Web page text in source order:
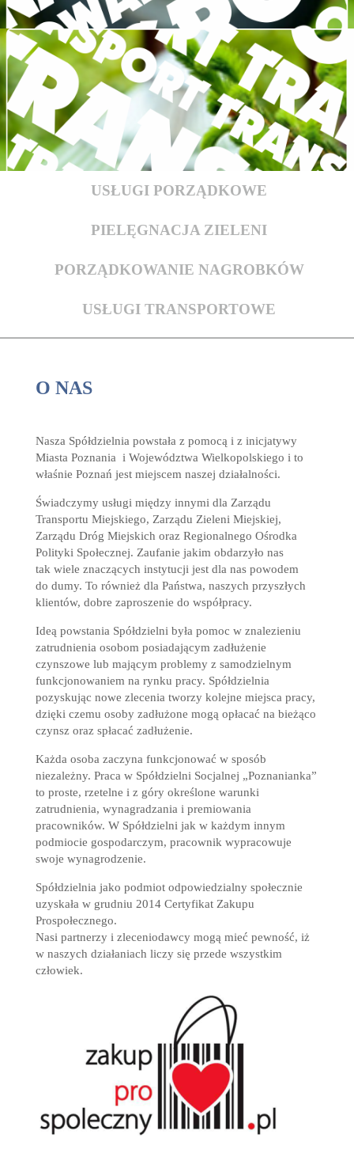
USŁUGI PORZĄDKOWE
PIELĘGNACJA ZIELENI
PORZĄDKOWANIE NAGROBKÓW
USŁUGI TRANSPORTOWE
O NAS
Nasza Spółdzielnia powstała z pomocą i z inicjatywy
Miasta Poznania i Województwa Wielkopolskiego i to
właśnie Poznań jest miejscem naszej działalności.
Świadczymy usługi między innymi dla Zarządu
Transportu Miejskiego, Zarządu Zieleni Miejskiej,
Zarządu Dróg Miejskich oraz Regionalnego Ośrodka
Polityki Społecznej. Zaufanie jakim obdarzyło nas
tak wiele znaczących instytucji jest dla nas powodem
do dumy. To również dla Państwa, naszych przyszłych
klientów, dobre zaproszenie do współpracy.
Ideą powstania Spółdzielni była pomoc w znalezieniu
zatrudnienia osobom posiadającym zadłużenie
czynszowe lub mającym problemy z samodzielnym
funkcjonowaniem na rynku pracy. Spółdzielnia
pozyskując nowe zlecenia tworzy kolejne miejsca pracy,
dzięki czemu osoby zadłużone mogą opłacać na bieżąco
czynsz oraz spłacać zadłużenie.
Każda osoba zaczyna funkcjonować w sposób
niezależny. Praca w Spółdzielni Socjalnej „Poznanianka”
to proste, rzetelne i z góry określone warunki
zatrudnienia, wynagradzania i premiowania
pracowników. W Spółdzielni jak w każdym innym
podmiocie gospodarczym, pracownik wypracowuje
swoje wynagrodzenie.
Spółdzielnia jako podmiot odpowiedzialny społecznie
uzyskała w grudniu 2014 Certyfikat Zakupu
Prospołecznego.
Nasi partnerzy i zleceniodawcy mogą mieć pewność, iż
w naszych działaniach liczy się przede wszystkim
człowiek.